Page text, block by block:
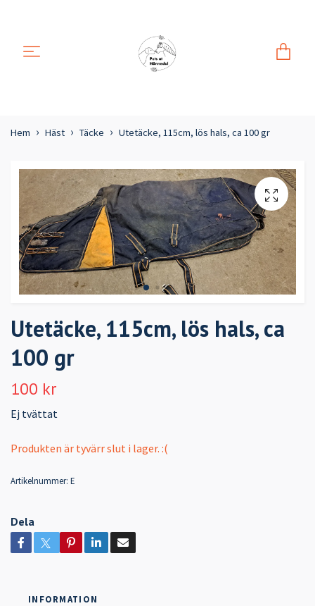
Hem Häst Täcke Utetäcke, 115cm, lös hals, ca 100 gr
Utetäcke, 115cm, lös hals, ca
100 gr
100 kr
Ej tvättat
Produkten är tyvärr slut i lager. :(
Artikelnummer: E
Dela
INFORMATION